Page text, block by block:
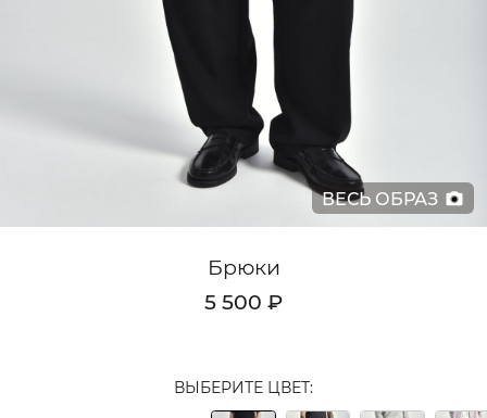
ВЕСЬ ОБРАЗ
Брюки
5 500 ₽
ВЫБЕРИТЕ ЦВЕТ: